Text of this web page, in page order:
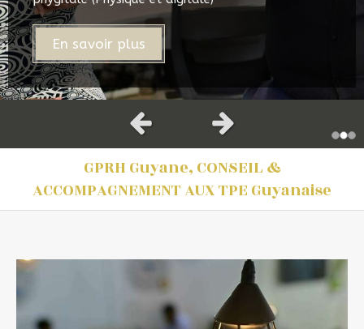
En savoir plus
En savoir plus
digitaux
En savoir plus
Slide précédentSlide suivant
GPRH Guyane, CONSEIL &
ACCOMPAGNEMENT AUX TPE Guyanaise